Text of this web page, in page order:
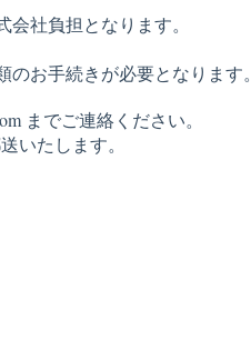
社負担となります。
お手続きが必要となります。
までご連絡ください。
いたします。